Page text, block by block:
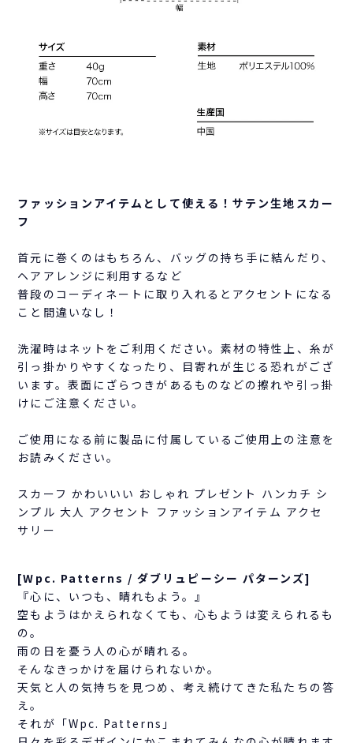
ファッションアイテムとして使える！サテン生地スカー
フ
首元に巻くのはもちろん、バッグの持ち手に結んだり、
ヘアアレンジに利用するなど
普段のコーディネートに取り入れるとアクセントになる
こと間違いなし！
洗濯時はネットをご利用ください。素材の特性上、糸が
引っ掛かりやすくなったり、目寄れが生じる恐れがござ
います。表面にざらつきがあるものなどの擦れや引っ掛
けにご注意ください。
ご使用になる前に製品に付属しているご使用上の注意を
お読みください。
スカーフ かわいいい おしゃれ プレゼント ハンカチ シ
ンプル 大人 アクセント ファッションアイテム アクセ
サリー
[Wpc. Patterns / ダブリュピーシー パターンズ]
『心に、いつも、晴れもよう。』
空もようはかえられなくても、心もようは変えられるも
の。
雨の日を憂う人の心が晴れる。
そんなきっかけを届けられないか。
天気と人の気持ちを見つめ、考え続けてきた私たちの答
え。
それが「Wpc. Patterns」